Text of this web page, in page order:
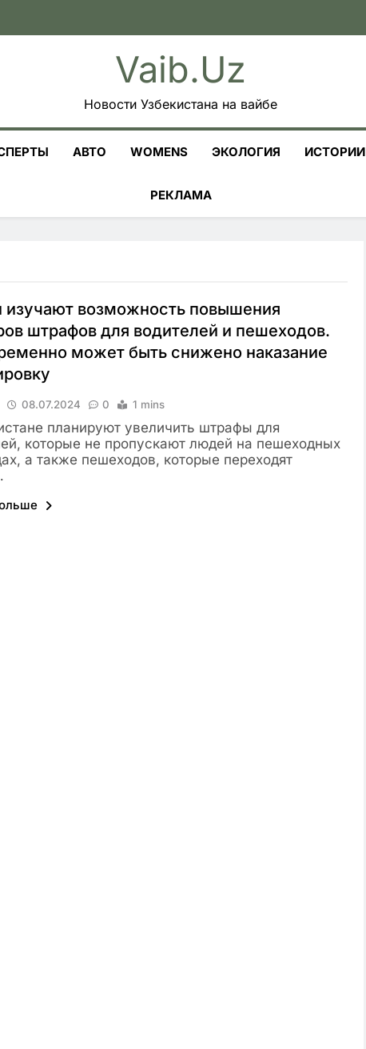
Vaib.uz
Новости Узбекистана на вайбе
АВТО WOMENS ЭКОЛОГИЯ ИСТОРИИ
РЕКЛАМА
изучают возможность повышения
штрафов для водителей и пешеходов.
может быть снижено наказание
08.07.2024 0 1 mins
планируют увеличить штрафы для
которые не пропускают людей на пешеходных
а также пешеходов, которые переходят